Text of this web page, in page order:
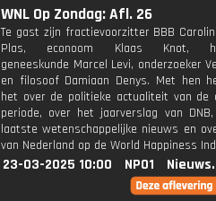
WNL Op Zondag: Afl. 26
Te gast zijn fractievoorzitter BBB
Plas, econoom Klaas Knot,
geneeskunde Marcel Levi, onderzoeker
en filosoof Damiaan Denys. Met hen
het over de politieke actualiteit van de
periode, over het jaarverslag van
laatste wetenschappelijke nieuws en
van Nederland op de World Happiness
23-03-2025 10:00 NPO1